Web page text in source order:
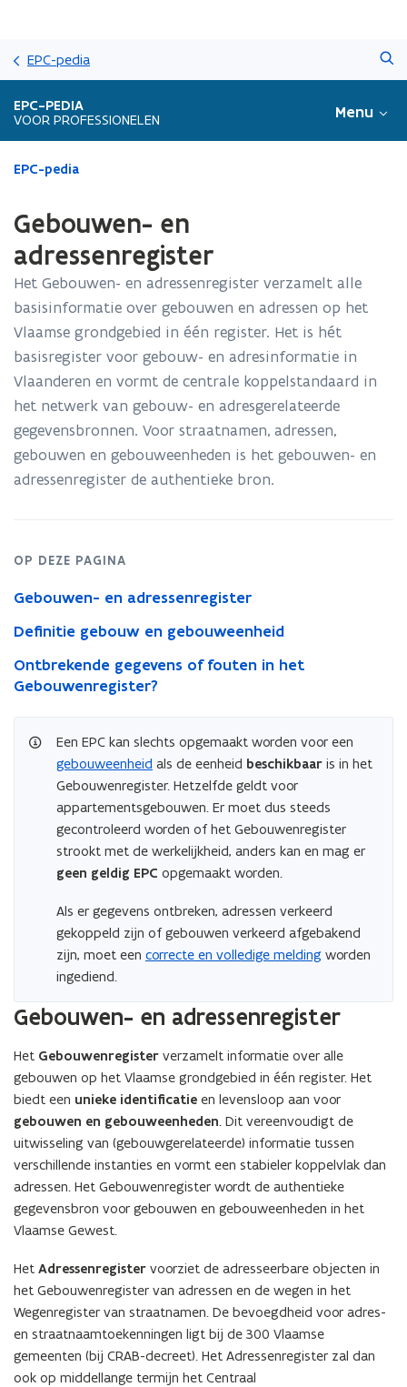
EPC-pedia
EPC-PEDIA
VOOR PROFESSIONELEN Menu
Gedaan
bevindt
zich
op:
Gebouwen-
adressenregister
EPC-pedia
Gebouwen- en
adressenregister
Het Gebouwen- en adressenregister verzamelt alle
basisinformatie over gebouwen en adressen op het
Vlaamse grondgebied in één register. Het is hét
basisregister voor gebouw- en adresinformatie in
Vlaanderen en vormt de centrale koppelstandaard in
het netwerk van gebouw- en adresgerelateerde
gegevensbronnen. Voor straatnamen, adressen,
gebouwen en gebouweenheden is het gebouwen- en
adressenregister de authentieke bron.
OP DEZE PAGINA
Gebouwen- en adressenregister
Definitie gebouw en gebouweenheid
Ontbrekende gegevens of fouten in het
Gebouwenregister?
Een EPC kan slechts opgemaakt worden voor een
gebouweenheid als de eenheid beschikbaar is in het
Gebouwenregister. Hetzelfde geldt voor
appartementsgebouwen. Er moet dus steeds
gecontroleerd worden of het Gebouwenregister
strookt met de werkelijkheid, anders kan en mag er
geen geldig EPC opgemaakt worden.
Als er gegevens ontbreken, adressen verkeerd
gekoppeld zijn of gebouwen verkeerd afgebakend
zijn, moet een correcte en volledige melding worden
ingediend.
Gebouwen- en adressenregister
Het Gebouwenregister verzamelt informatie over alle
gebouwen op het Vlaamse grondgebied in één register. Het
biedt een unieke identificatie en levensloop aan voor
gebouwen en gebouweenheden. Dit vereenvoudigt de
uitwisseling van (gebouwgerelateerde) informatie tussen
verschillende instanties en vormt een stabieler koppelvlak dan
adressen. Het Gebouwenregister wordt de authentieke
gegevensbron voor gebouwen en gebouweenheden in het
Vlaamse Gewest.
Het Adressenregister voorziet de adresseerbare objecten in
het Gebouwenregister van adressen en de wegen in het
Wegenregister van straatnamen. De bevoegdheid voor adres-
en straatnaamtoekenningen ligt bij de 300 Vlaamse
gemeenten (bij CRAB-decreet). Het Adressenregister zal dan
ook op middellange termijn het Centraal